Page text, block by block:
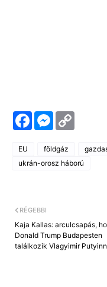
F
a
o
M
e
s
e
n i
EU földgáz
ukrán-orosz háború
RÉGEBBI
Kaja Kallas: arculcsapás,
Donald Trump Budapesten
találkozik Vlagyimir